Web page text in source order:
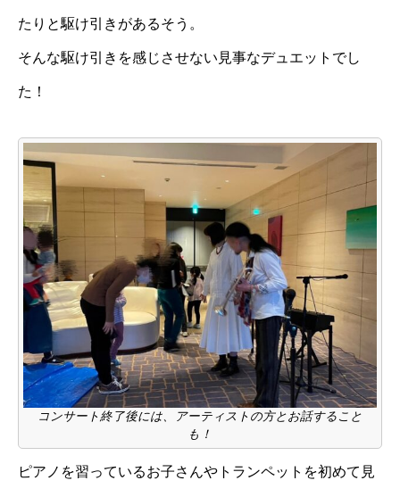
たりと駆け引きがあるそう。
そんな駆け引きを感じさせない見事なデュエットでし
た！
コンサート終了後には、アーティストの方とお話すること
も！
ピアノを習っているお子さんやトランペットを初めて見